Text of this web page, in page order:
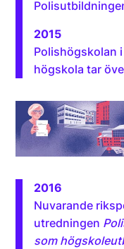
2015
Polishögskolan
högskola tar
2016
Nuvarande
utredningen
som